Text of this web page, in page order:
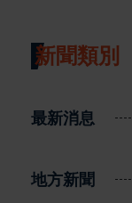
新聞類別
最新消息
地方新聞